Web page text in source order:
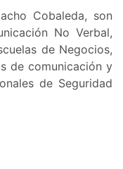
Cobaleda, son
No Verbal,
de Negocios,
de comunicación y
de Seguridad